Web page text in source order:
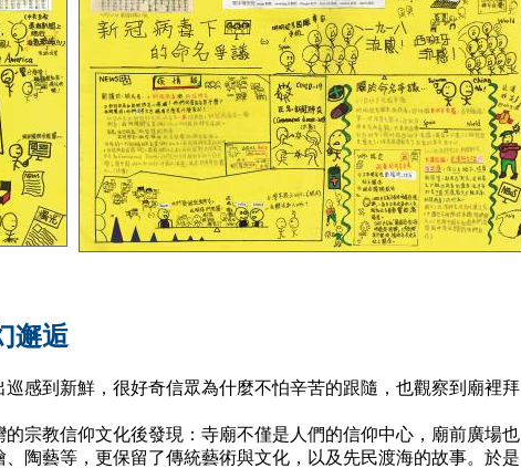
邂逅
感到新鮮，很好奇信眾為什麼不怕辛苦的跟隨，也觀察到廟裡拜
宗教信仰文化後發現：寺廟不僅是人們的信仰中心，廟前廣場也
陶藝等，更保留了傳統藝術與文化，以及先民渡海的故事。於是